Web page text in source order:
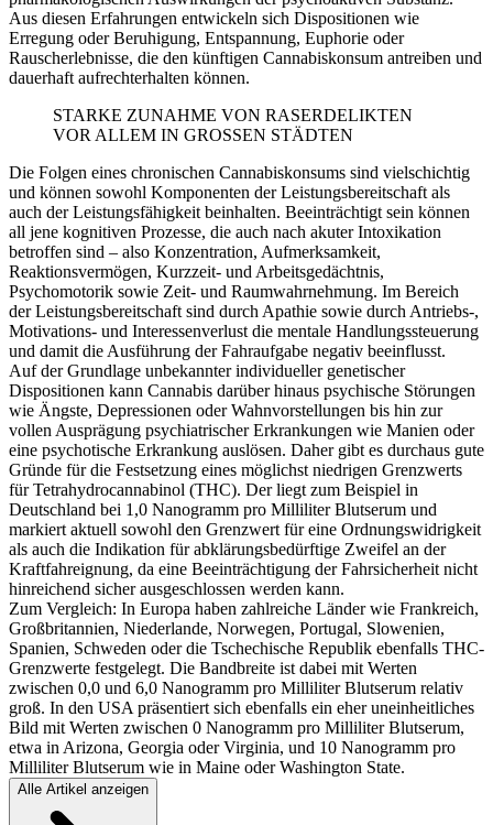
Aus diesen Erfahrungen entwickeln sich Dispositionen wie
Erregung oder Beruhigung, Entspannung, Euphorie oder
Rauscherlebnisse, die den künftigen Cannabiskonsum antreiben und
dauerhaft aufrechterhalten können.
STARKE ZUNAHME VON RASERDELIKTEN
VOR ALLEM IN GROSSEN STÄDTEN
Die Folgen eines chronischen Cannabiskonsums sind vielschichtig
und können sowohl Komponenten der Leistungsbereitschaft als
auch der Leistungsfähigkeit beinhalten. Beeinträchtigt sein können
all jene kognitiven Prozesse, die auch nach akuter Intoxikation
betroffen sind – also Konzentration, Aufmerksamkeit,
Reaktionsvermögen, Kurzzeit- und Arbeitsgedächtnis,
Psychomotorik sowie Zeit- und Raumwahrnehmung. Im Bereich
der Leistungsbereitschaft sind durch Apathie sowie durch Antriebs-,
Motivations- und Interessenverlust die mentale Handlungssteuerung
und damit die Ausführung der Fahraufgabe negativ beeinflusst.
Auf der Grundlage unbekannter individueller genetischer
Dispositionen kann Cannabis darüber hinaus psychische Störungen
wie Ängste, Depressionen oder Wahnvorstellungen bis hin zur
vollen Ausprägung psychiatrischer Erkrankungen wie Manien oder
eine psychotische Erkrankung auslösen. Daher gibt es durchaus gute
Gründe für die Festsetzung eines möglichst niedrigen Grenzwerts
für Tetrahydrocannabinol (THC). Der liegt zum Beispiel in
Deutschland bei 1,0 Nanogramm pro Milliliter Blutserum und
markiert aktuell sowohl den Grenzwert für eine Ordnungswidrigkeit
als auch die Indikation für abklärungsbedürftige Zweifel an der
Kraftfahreignung, da eine Beeinträchtigung der Fahrsicherheit nicht
hinreichend sicher ausgeschlossen werden kann.
Zum Vergleich: In Europa haben zahlreiche Länder wie Frankreich,
Großbritannien, Niederlande, Norwegen, Portugal, Slowenien,
Spanien, Schweden oder die Tschechische Republik ebenfalls THC-
Grenzwerte festgelegt. Die Bandbreite ist dabei mit Werten
zwischen 0,0 und 6,0 Nanogramm pro Milliliter Blutserum relativ
groß. In den USA präsentiert sich ebenfalls ein eher uneinheitliches
Bild mit Werten zwischen 0 Nanogramm pro Milliliter Blutserum,
etwa in Arizona, Georgia oder Virginia, und 10 Nanogramm pro
Milliliter Blutserum wie in Maine oder Washington State.
Alle Artikel anzeigen